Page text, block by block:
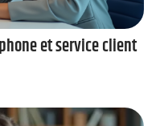
et service client